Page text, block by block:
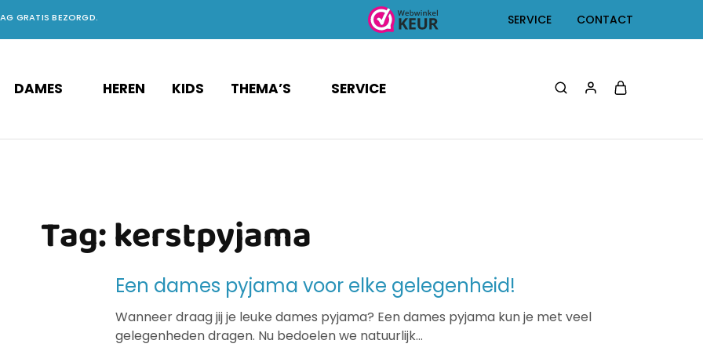
GRATIS BEZORGD. SERVICE CONTACT
DAMES HEREN KIDS THEMA’S SERVICE
Tag:kerstpyjama
Een dames pyjama voor elke gelegenheid!
Wanneer draag jij je leuke dames pyjama? Een dames pyjama kun je met veel
gelegenheden dragen. Nu bedoelen we natuurlijk…